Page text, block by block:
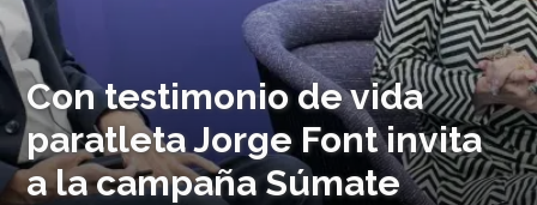
Con testimonio de vida
paratleta Jorge Font invita
a la campaña Súmate